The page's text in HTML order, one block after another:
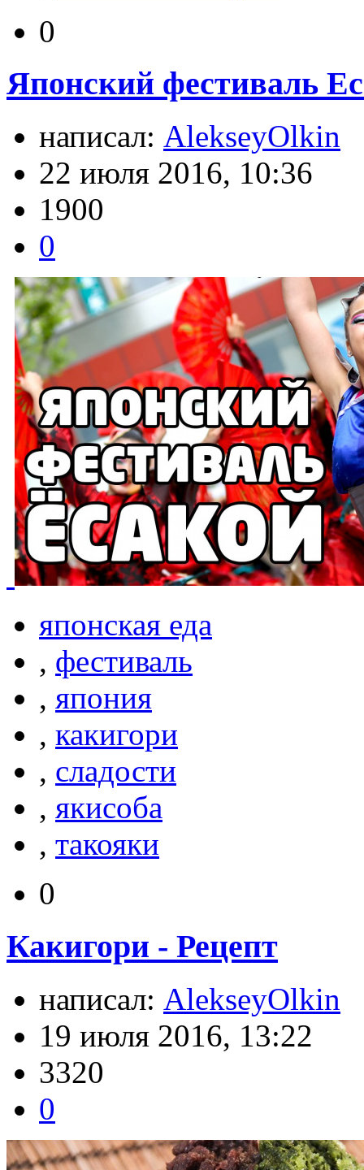
0
Японский фестиваль
написал: AlekseyOlkin
22 июля 2016, 10:36
1900
0
японская еда
, фестиваль
, япония
, какигори
, сладости
, якисоба
, такояки
0
Какигори - Рецепт
написал: AlekseyOlkin
19 июля 2016, 13:22
3320
0